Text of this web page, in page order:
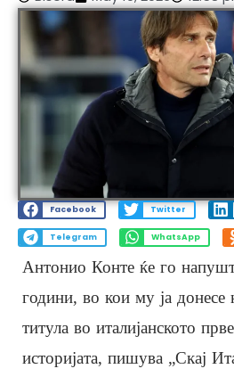
Facebook Twitter
Telegram WhatsApp
Антонио Конте ќе го
години, во кои му ја донесе
титула во италијанското
историјата, пишува „Скај